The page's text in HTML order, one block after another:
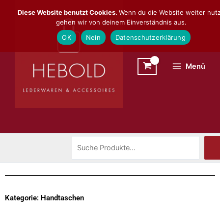
Inhalt
Menü
Kategorie: Handtaschen
Diese Website benutzt Cookies. Wenn du die Website weiter
gehen wir von deinem Einverständnis aus.
OK
Nein Datenschutzerklärung